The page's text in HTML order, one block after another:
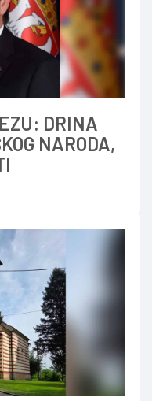
DRINA
NARODA,